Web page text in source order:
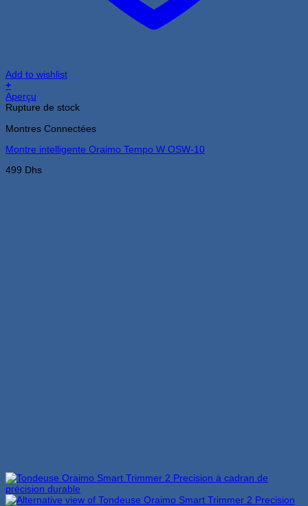
Add to wishlist
+
Aperçu
Rupture de stock
Montres Connectées
Montre intelligente Oraimo Tempo W OSW-10
499 Dhs